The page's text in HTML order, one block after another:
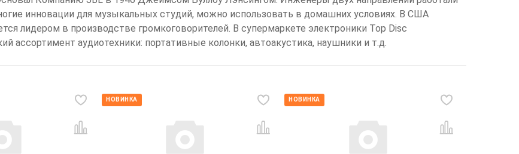
инновации для музыкальных студий, можно использовать в домашних условиях. В США
лидером в производстве громкоговорителей. В супермаркете электроники Top Disc
ассортимент аудиотехники: портативные колонки, автоакустика, наушники и т.д.
НОВИНКА НОВИНКА